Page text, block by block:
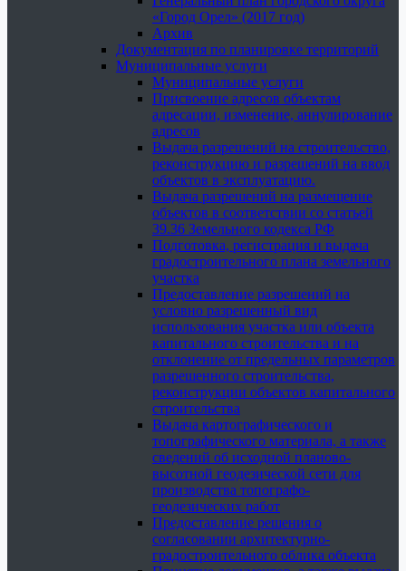
«Город Орел» (2017 год)
Архив
Документация по планировке территорий
Муниципальные услуги
Муниципальные услуги
Присвоение адресов объектам
адресации, изменение, аннулирование
адресов
Выдача разрешений на строительство,
реконструкцию и разрешений на ввод
объектов в эксплуатацию.
Выдача разрешений на размещение
объектов в соответствии со статьей
39.36 Земельного кодекса РФ
Подготовка, регистрация и выдача
градостроительного плана земельного
участка
Предоставление разрешений на
условно разрешенный вид
использования участка или объекта
капитального строительства и на
отклонение от предельных параметров
разрешенного строительства,
реконструкции объектов капитального
строительства
Выдача картографического и
топографического материала, а также
сведений об исходной планово-
высотной геодезической сети для
производства топографо-
геодезических работ
Предоставление решения о
согласовании архитектурно-
градостроительного облика объекта